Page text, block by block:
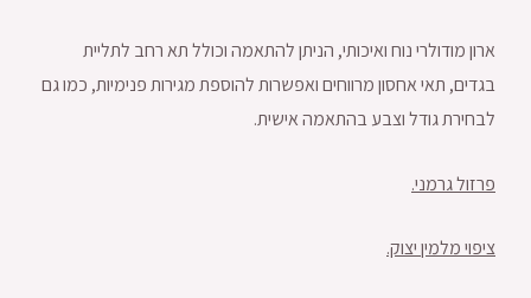
ארון מודולרי נוח ואיכותי, הניתן להתאמה וכולל תא רחב לתליית
בגדים, תאי אחסון מרווחים ואפשרות להוספת מגירות פנימיות, כמו גם
לבחירת גודל וצבע בהתאמה אישית.
פרזול גרמני.
ציפוי מלמין יצוק.